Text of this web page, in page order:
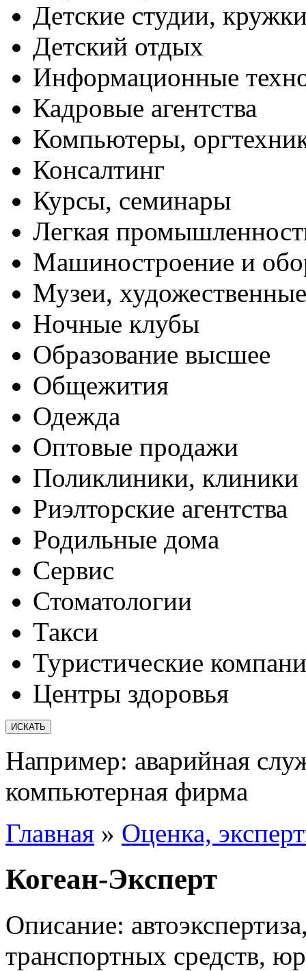
Детские студии,
Детский отдых
Информационные
Кадровые агентства
Компьютеры,
Консалтинг
Курсы, семинары
Легкая
Машиностроение и
Музеи,
Ночные клубы
Образование высшее
Общежития
Одежда
Оптовые продажи
Поликлиники, клиники
Риэлторские агентства
Родильные дома
Сервис
Стоматологии
Такси
Туристические
Центры здоровья
Например: аварийная
компьютерная фирма
Главная » Оценка,
Когеан-Эксперт
Описание:
транспортных средств,